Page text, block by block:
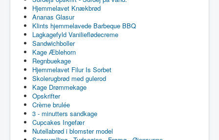
Hjemmelavet Knækbrød
Ananas Glasur
Klints hjemmelavede Barbeque BBQ
Lagkagefyld Vanilieflødecreme
Sandwichboller
Kage Æblehorn
Regnbuekage
Hjemmelavet Filur Is Sorbet
Skolerugbrød med gulerod
Kage Drømmekage
Opskrifter
Crème brulée
3 - minutters sandkage
Cupcakes Ingefær
Nutellabrød i blomster model